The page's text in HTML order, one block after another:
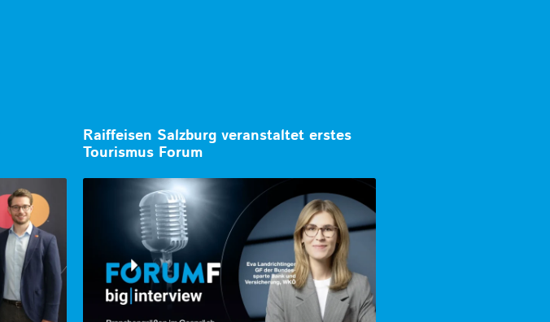
Raiffeisen Salzburg veranstaltet erstes
Tourismus Forum